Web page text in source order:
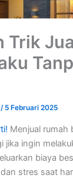
Trik
/ 5 Februari 2025
Menjual rumah
jika ingin
biaya
stres saat